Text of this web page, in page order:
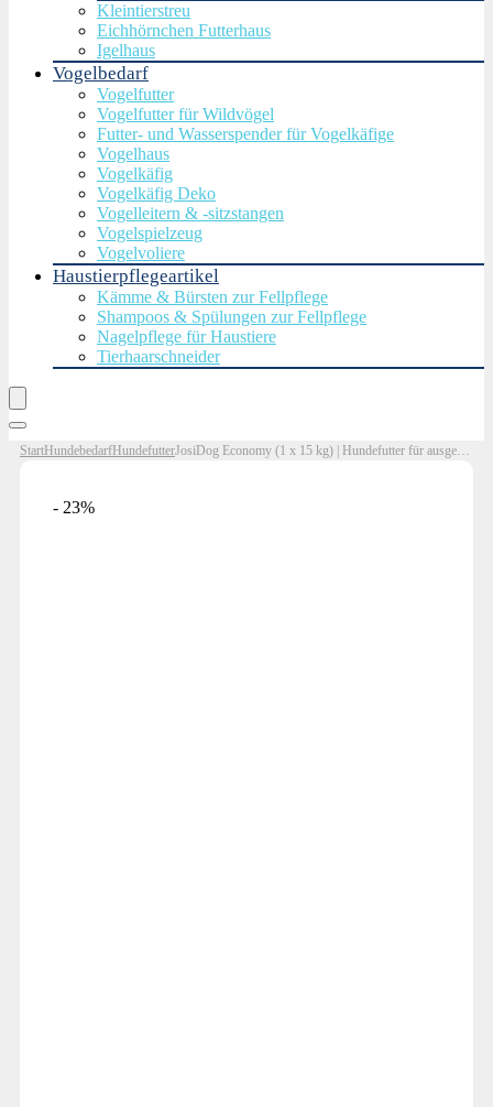
Kleintierstreu
Eichhörnchen Futterhaus
Igelhaus
Vogelbedarf
Vogelfutter
Vogelfutter für Wildvögel
Futter- und Wasserspender für Vogelkäfige
Vogelhaus
Vogelkäfig
Vogelkäfig Deko
Vogelleitern & -sitzstangen
Vogelspielzeug
Vogelvoliere
Haustierpflegeartikel
Kämme & Bürsten zur Fellpflege
Shampoos & Spülungen zur Fellpflege
Nagelpflege für Haustiere
Tierhaarschneider
StartHundebedarfHundefutterJosiDog Economy (1 x 15 kg) | Hundefutter für ausgewachsene Hunde | Trockenfutter | powered by JOSERA | 1er Pack
- 23%